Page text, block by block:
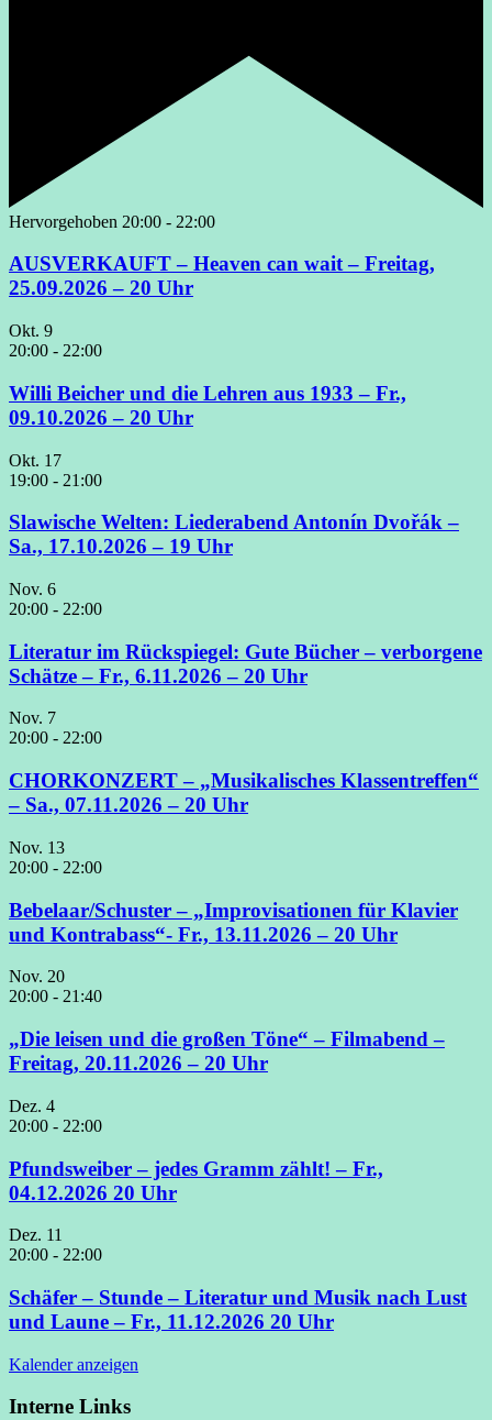
Hervorgehoben 20:00 - 22:00
AUSVERKAUFT – Heaven can wait – Freitag,
25.09.2026 – 20 Uhr
Okt. 9
20:00 - 22:00
Willi Beicher und die Lehren aus 1933 – Fr.,
09.10.2026 – 20 Uhr
Okt. 17
19:00 - 21:00
Slawische Welten: Liederabend Antonín Dvořák –
Sa., 17.10.2026 – 19 Uhr
Nov. 6
20:00 - 22:00
Literatur im Rückspiegel: Gute Bücher – verborgene
Schätze – Fr., 6.11.2026 – 20 Uhr
Nov. 7
20:00 - 22:00
CHORKONZERT – „Musikalisches Klassentreffen“
– Sa., 07.11.2026 – 20 Uhr
Nov. 13
20:00 - 22:00
Bebelaar/Schuster – „Improvisationen für Klavier
und Kontrabass“- Fr., 13.11.2026 – 20 Uhr
Nov. 20
20:00 - 21:40
„Die leisen und die großen Töne“ – Filmabend –
Freitag, 20.11.2026 – 20 Uhr
Dez. 4
20:00 - 22:00
Pfundsweiber – jedes Gramm zählt! – Fr.,
04.12.2026 20 Uhr
Dez. 11
20:00 - 22:00
Schäfer – Stunde – Literatur und Musik nach Lust
und Laune – Fr., 11.12.2026 20 Uhr
Kalender anzeigen
Interne Links